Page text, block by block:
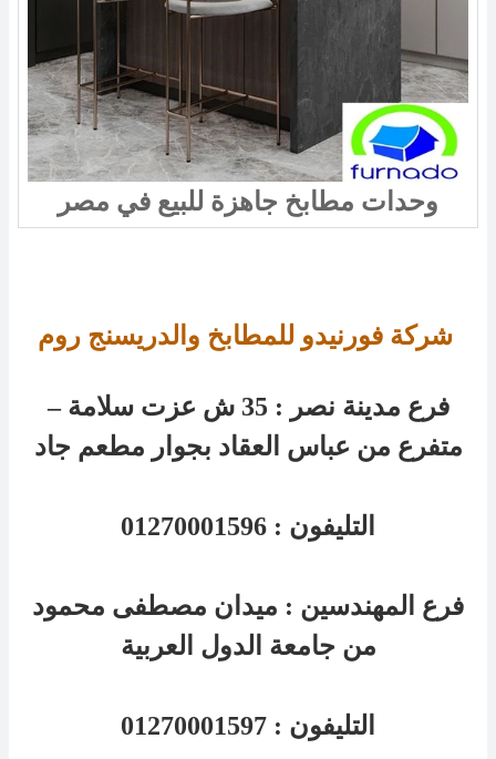
وحدات مطابخ جاهزة للبيع في مصر
شركة فورنيدو للمطابخ والدريسنج روم
فرع مدينة نصر : 35 ش عزت سلامة –
متفرع من عباس العقاد بجوار مطعم جاد
التليفون : 01270001596
فرع المهندسين : ميدان مصطفى محمود
من جامعة الدول العربية
التليفون : 01270001597